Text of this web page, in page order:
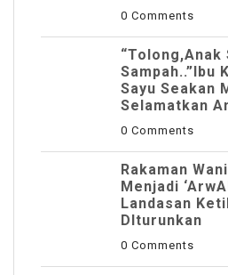
0 Comments
“Tolong,Anak
Sampah..”Ibu
Sayu Seakan
Selamatkan
0 Comments
Rakaman
Menjadi
Landasan
DIturunkan
0 Comments